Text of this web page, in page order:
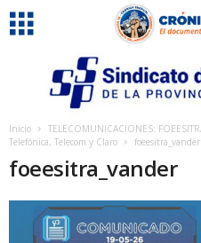
Inicio
TELECOMUNICACIONES:
Telefónica, Telecom y Claro
foeesitra_vander
foeesitra_vander